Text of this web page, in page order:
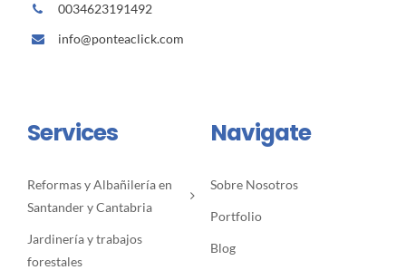
0034623191492
info@ponteaclick.com
Services
Reformas y Albañilería en
Santander y Cantabria
Jardinería y trabajos
forestales
Navigate
Sobre Nosotros
Portfolio
Blog